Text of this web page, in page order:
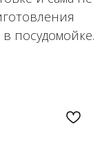
посудомойке.